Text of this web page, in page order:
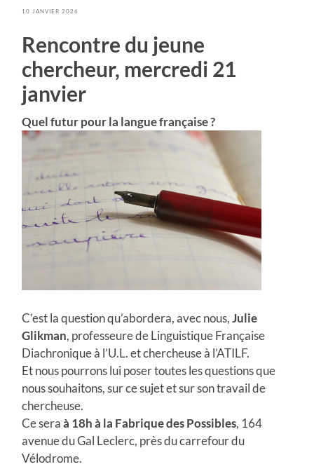
10 JANVIER 2026
Rencontre du jeune
chercheur, mercredi 21
janvier
Quel futur pour la langue française ?
C’est la question qu’abordera, avec nous,Julie
Glikman, professeure de Linguistique Française
Diachronique à l’U.L. et chercheuse à l’ATILF.
Et nous pourrons lui poser toutes les questions que
nous souhaitons, sur ce sujet et sur son travail de
chercheuse.
Ce seraà 18h à la Fabrique desPossibles, 164
avenue du Gal Leclerc, près du carrefour du
Vélodrome.